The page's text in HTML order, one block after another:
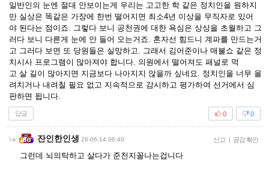
일반인의 눈엔 절대 안보이는게 우리는 고고한 학 같은 정치인을 원하지
만 실상은 똑같은 가장에 한번 떨어지면 최소4년 이상을 무직자로 있어
야 된다는 점이죠. 그렇다 보니 공천권에 대한 욕심은 상상을 초월하고 그
러다 보니 다른게 눈에 안 들어 오는거죠. 혼자선 힘드니 계파를 만드는거
고 그러다 보면 또 당원들은 실망하고. 그래서 김어준이나 매불쇼 같은 정
치시사 프로그램이 많아져야 합니다. 의원에서 떨어져도 패널로 먹
고 살 길이 많아지면 지금보다 나아지지 않을까 싶네요. 정치인을 너무 올
려치거나 내려칠 필요 없고 지속적으로 감시하고 평가하여 선거에서 심
판하면 됩니다.
답글 0
0
잔인한인생 26-06-14 06:40 신고 | 공감 확인
그런데 뇌의탁하고 살다가 준천지꼴나는겁니다